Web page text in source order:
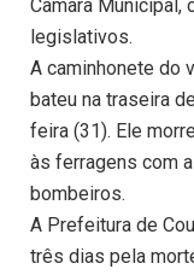
Câmara Municipal,
legislativos.
A caminhonete do
bateu na traseira
feira (31). Ele
às ferragens com
bombeiros.
A Prefeitura de
três dias pela